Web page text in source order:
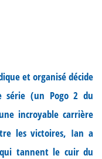
et organisé décide
série (un Pogo 2 du
incroyable carrière
les victoires, Ian a
qui tannent le cuir du